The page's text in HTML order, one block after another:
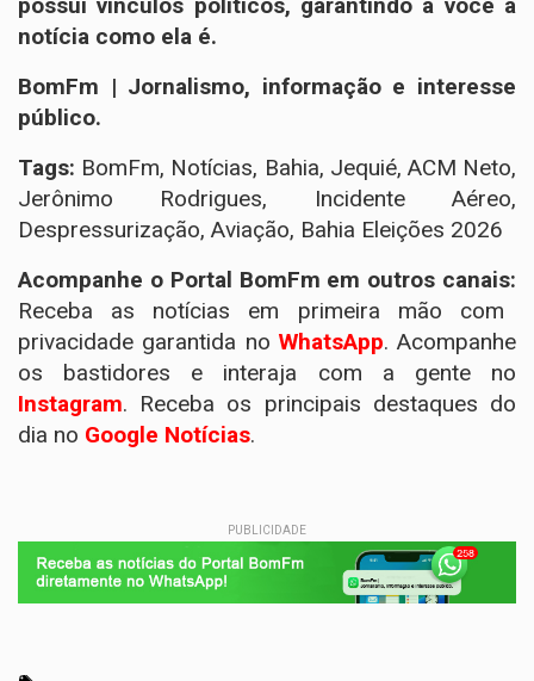
notícia como ela é.
BomFm | Jornalismo, informação e interesse
público.
Tags: BomFm, Notícias, Bahia, Jequié, ACM Neto,
Jerônimo Rodrigues, Incidente Aéreo,
Despressurização, Aviação, Bahia Eleições 2026
Acompanhe o Portal BomFm em outros canais:
Receba as notícias em primeira mão com
privacidade garantida no WhatsApp. Acompanhe
os bastidores e interaja com a gente no
Instagram. Receba os principais destaques do
dia no Google Notícias.
PUBLICIDADE